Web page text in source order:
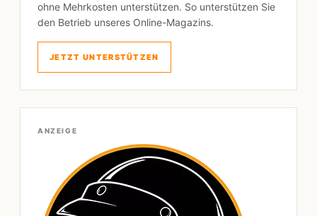
ohne Mehrkosten unterstützen. So unterstützen Sie
den Betrieb unseres Online-Magazins.
JETZT UNTERSTÜTZEN
ANZEIGE